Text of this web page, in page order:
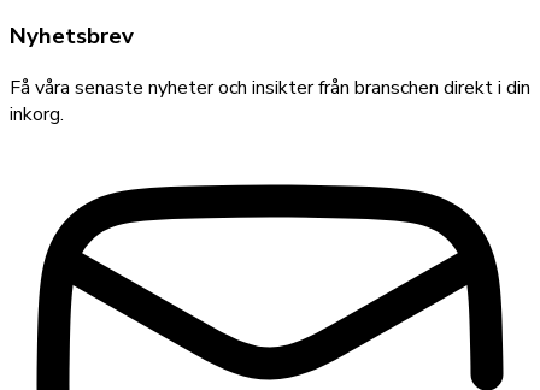
Nyhetsbrev
Få våra senaste nyheter och insikter från branschen direkt i din
inkorg.